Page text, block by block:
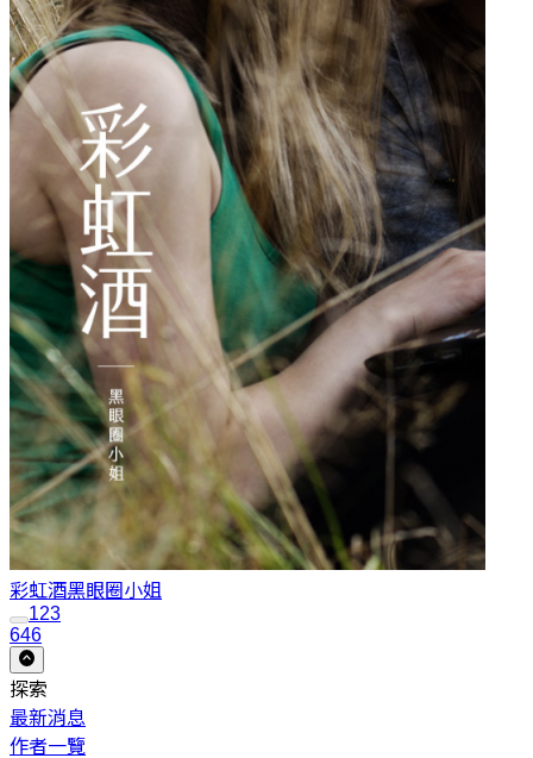
彩虹酒黑眼圈小姐
123
646
探索
最新消息
作者一覽